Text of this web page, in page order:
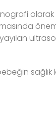
olarak
sağlık